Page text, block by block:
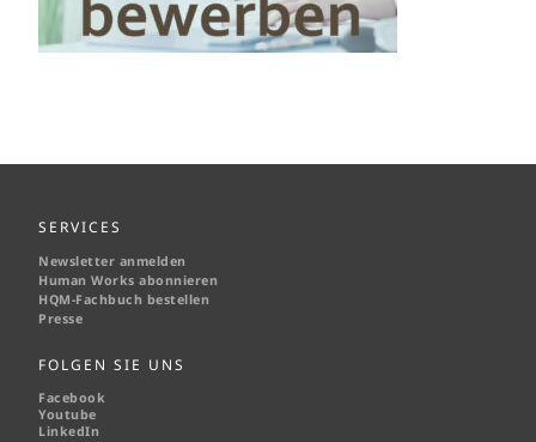
SERVICES
Newsletter anmelden
Human Works abonnieren
HQM-Fachbuch bestellen
Presse
FOLGEN SIE UNS
Facebook
Youtube
LinkedIn